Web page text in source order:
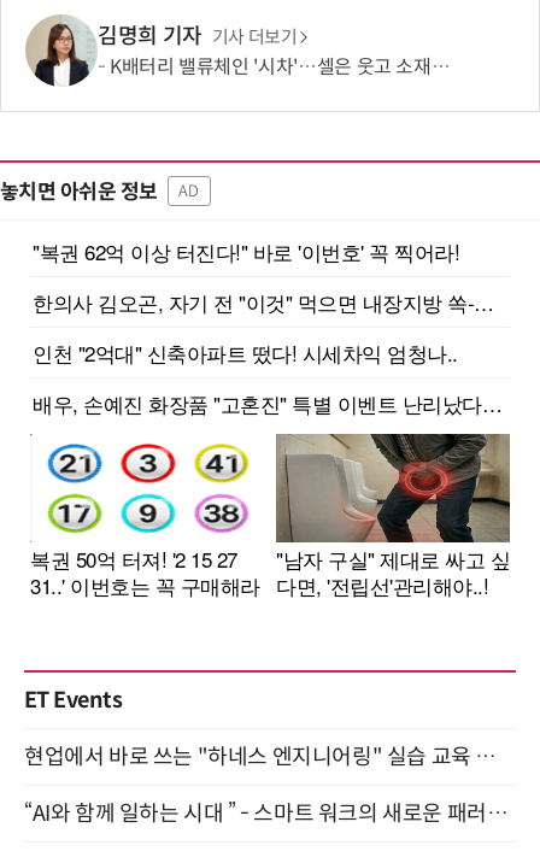
김명희 기자 기사 더보기
K배터리 밸류체인 '시차'…셀은 웃고 소재는 아직
놓치면 아쉬운 정보 AD
ET Events
현업에서 바로 쓰는 "하네스 엔지니어링" 실습 교육 워크숍 8월 20일 개최
“AI와 함께 일하는 시대 ” - 스마트 워크의 새로운 패러다임 (9/11)